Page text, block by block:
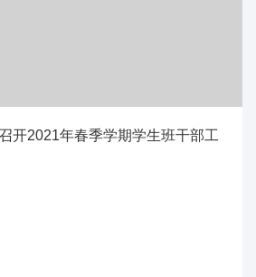
开2021年春季学期学生班干部工